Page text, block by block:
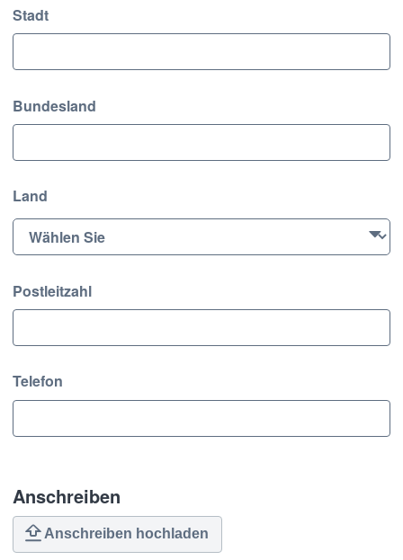
Stadt
Bundesland
Land
Postleitzahl
Telefon
Anschreiben
Anschreiben hochladen